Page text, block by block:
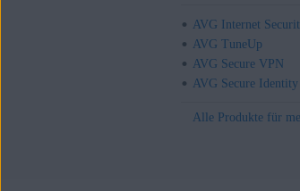
AVG Internet
AVG TuneUp
AVG Secure VPN
AVG Secure Identity
Alle Produkte für